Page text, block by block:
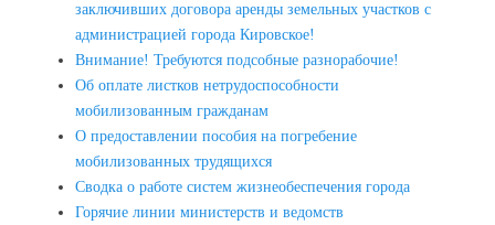
заключивших договора аренды земельных участков с
администрацией города Кировское!
Внимание! Требуются подсобные разнорабочие!
Об оплате листков нетрудоспособности
мобилизованным гражданам
О предоставлении пособия на погребение
мобилизованных трудящихся
Сводка о работе систем жизнеобеспечения города
Горячие линии министерств и ведомств